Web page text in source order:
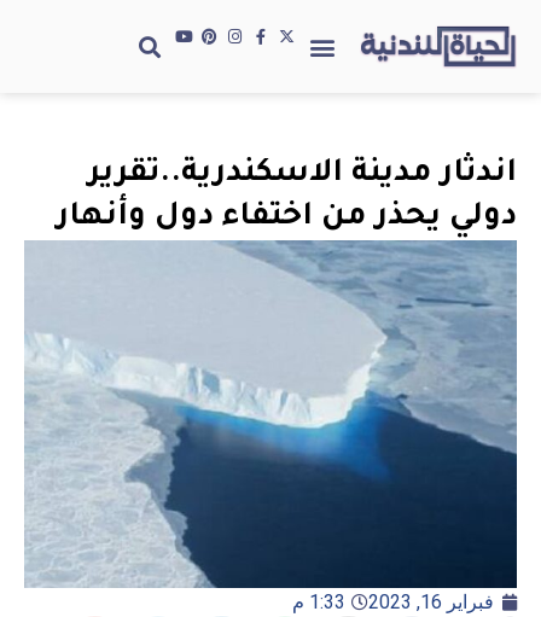
اندثار مدينة الاسكندرية..تقرير
دولي يحذر من اختفاء دول وأنهار
فبراير 16, 2023 1:33 م